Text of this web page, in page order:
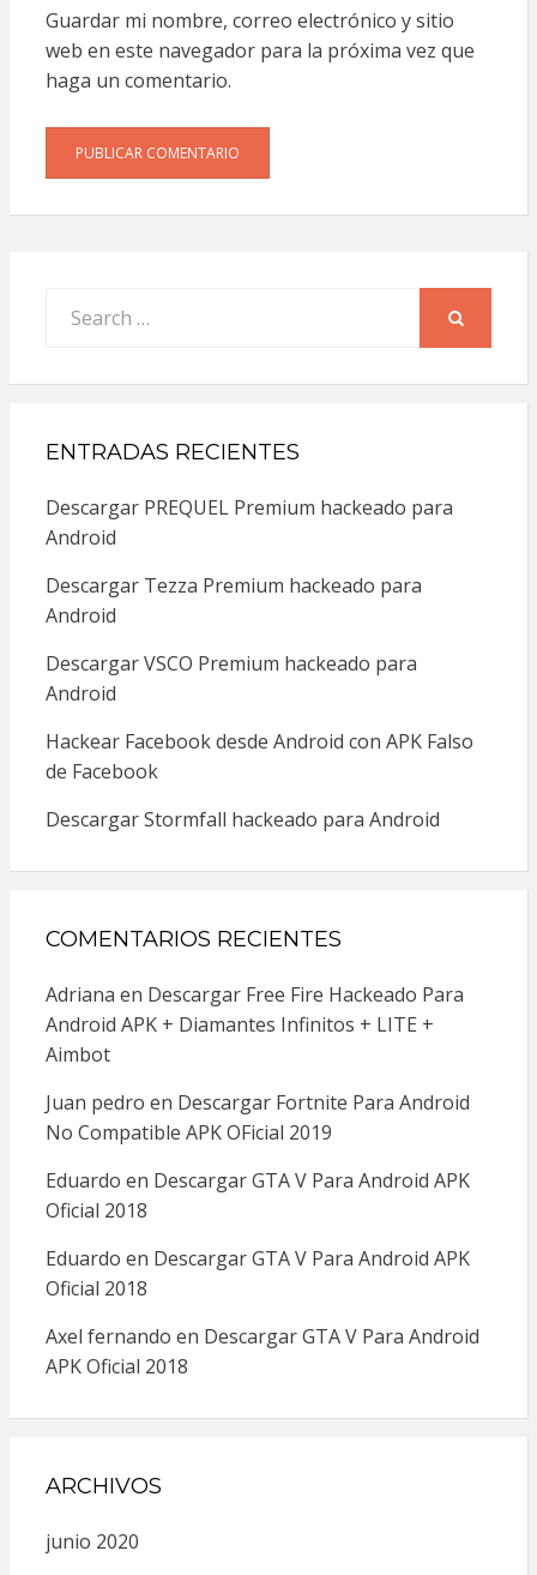
Guardar mi nombre, correo electrónico y sitio
web en este navegador para la próxima vez que
haga un comentario.
for:
ENTRADAS RECIENTES
Descargar PREQUEL Premium hackeado para
Android
Descargar Tezza Premium hackeado para
Android
Descargar VSCO Premium hackeado para
Android
Hackear Facebook desde Android con APK Falso
de Facebook
Descargar Stormfall hackeado para Android
COMENTARIOS RECIENTES
Adriana en Descargar Free Fire Hackeado Para
Android APK + Diamantes Infinitos + LITE +
Aimbot
Juan pedro en Descargar Fortnite Para Android
No Compatible APK OFicial 2019
Eduardo en Descargar GTA V Para Android APK
Oficial 2018
Eduardo en Descargar GTA V Para Android APK
Oficial 2018
Axel fernando en Descargar GTA V Para Android
APK Oficial 2018
ARCHIVOS
junio 2020